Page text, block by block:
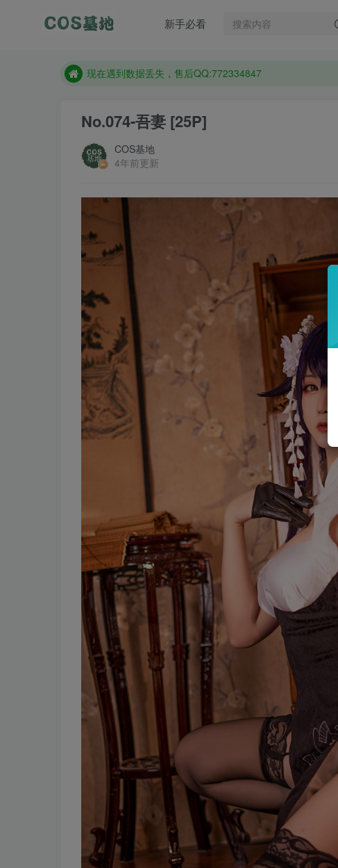
新手必看
售后QQ:772334847
现在遇到数据丢失，售后QQ:772334847
防失联：百度搜索《趣画刊》，实时查看最新站点。
No.074-吾妻 [25P]
COS基地
4年前更新